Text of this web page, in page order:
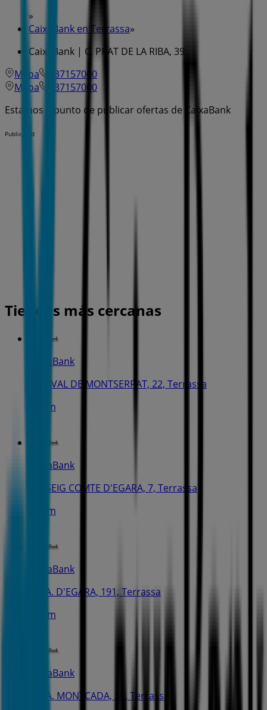
»
CaixaBank en Terrassa»
CaixaBank | C. PRAT DE LA RIBA, 39
Mapa
937157000
Mapa
937157000
Estamos a punto de publicar ofertas de CaixaBank
Publicidad
Tiendas más cercanas
CaixaBank
C. RAVAL DE MONTSERRAT, 22, Terrassa
250 m
CaixaBank
PASSEIG COMTE D'EGARA, 7, Terrassa
387 m
CaixaBank
RBLA. D'EGARA, 191, Terrassa
403 m
CaixaBank
CTRA. MONTCADA, 30, Terrassa